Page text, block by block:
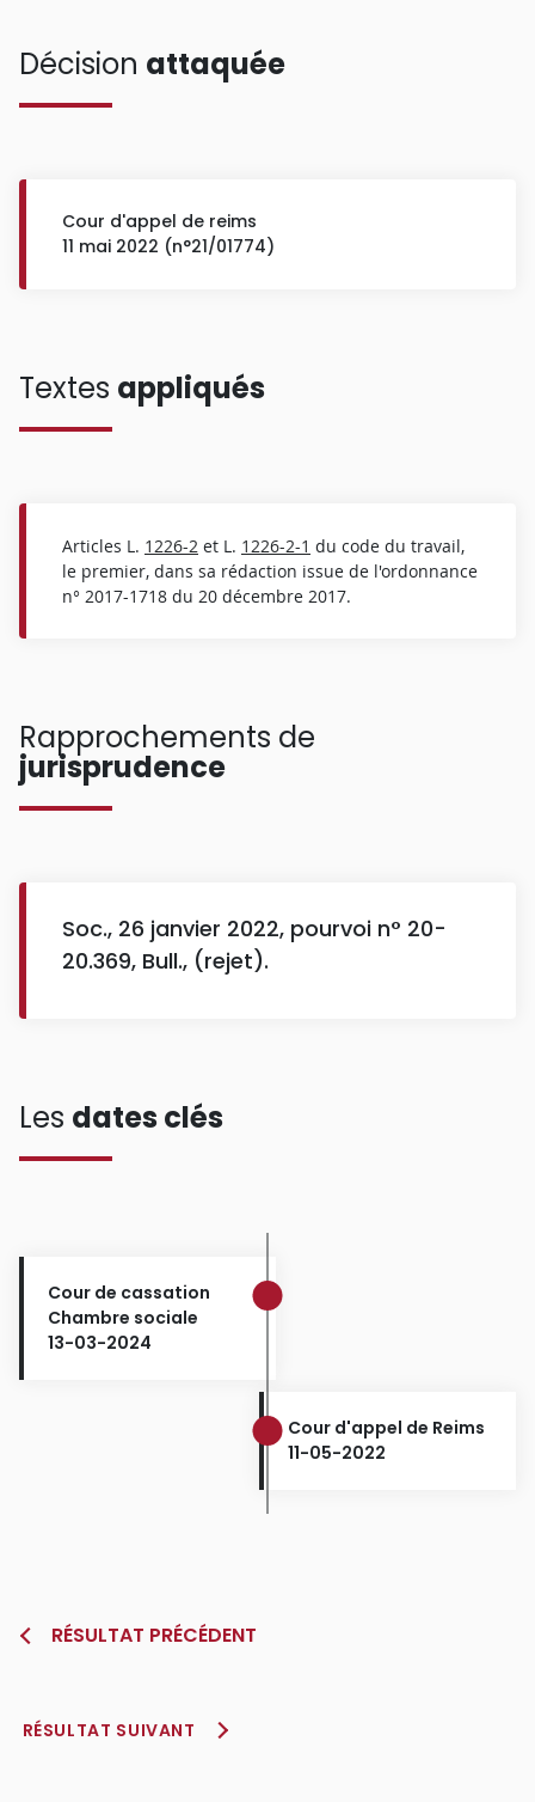
Décision attaquée
Cour d'appel de reims
11 mai 2022 (n°21/01774)
Textes appliqués
Articles L. 1226-2 et L. 1226-2-1 du code du travail,
le premier, dans sa rédaction issue de l'ordonnance
n° 2017-1718 du 20 décembre 2017.
Rapprochements de
jurisprudence
Soc., 26 janvier 2022, pourvoi n° 20-
20.369, Bull., (rejet).
Les dates clés
Cour de cassation
Chambre sociale
13-03-2024
Cour d'appel de Reims
11-05-2022
RÉSULTAT PRÉCÉDENT
RÉSULTAT SUIVANT